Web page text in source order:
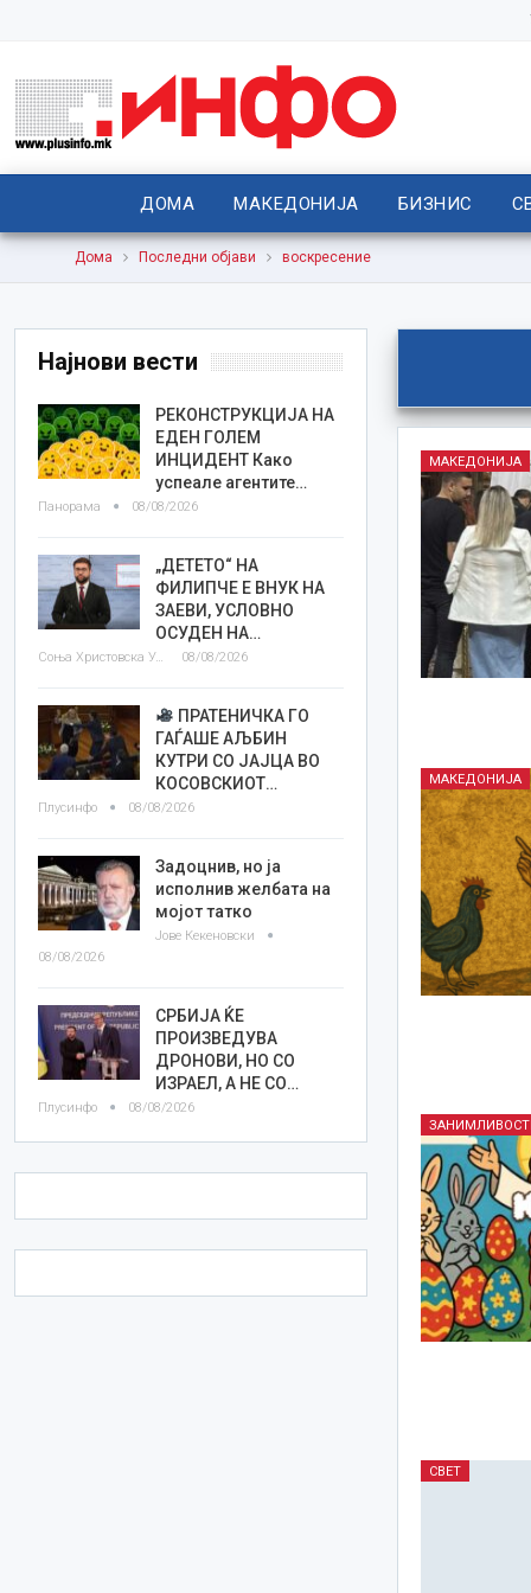
ДОМА МАКЕДОНИЈА БИЗНИС
Дома Последни објави воскресение
МАКЕДОНИЈА
МАКЕДОНИЈА
СВЕТ
Најнови вести
РЕКОНСТРУКЦИЈА НА
ЕДЕН ГОЛЕМ
ИНЦИДЕНТ Како
успеале агентите…
Панорама 08/08/2026
„ДЕТЕТО“ НА
ФИЛИПЧЕ Е ВНУК НА
ЗАЕВИ, УСЛОВНО
ОСУДЕН НА…
Соња Христовска Угриновска 08/08/2026
ПРАТЕНИЧКА ГО
ГАЃАШЕ АЉБИН
КУТРИ СО ЈАЈЦА ВО
КОСОВСКИОТ…
Плусинфо 08/08/2026
Задоцнив, но ја
исполнив желбата на
мојот татко
Јове Кекеновски
08/08/2026
СРБИЈА ЌЕ
ПРОИЗВЕДУВА
ДРОНОВИ, НО СО
ИЗРАЕЛ, А НЕ СО…
Плусинфо 08/08/2026